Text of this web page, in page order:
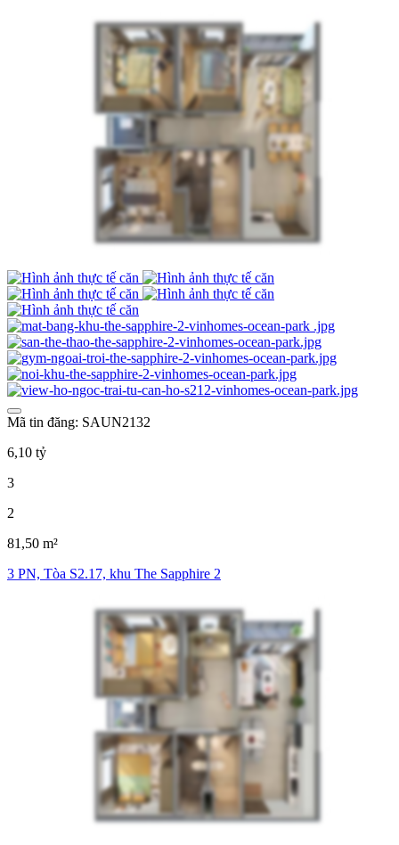
Mã tin đăng: SAUN2132
6,10 tỷ
3
2
81,50 m²
3 PN, Tòa S2.17, khu The Sapphire 2